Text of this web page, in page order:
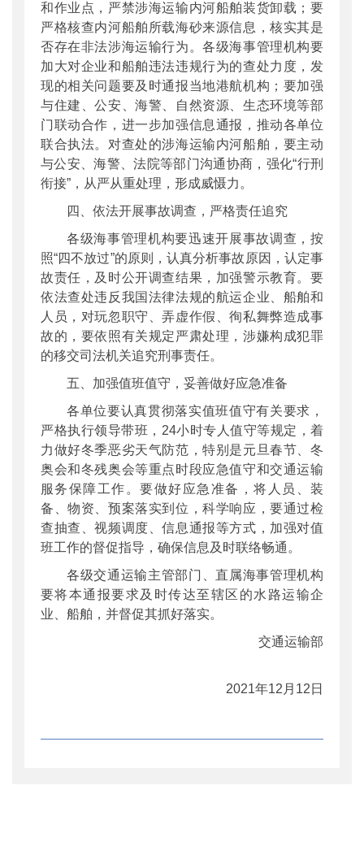
和作业点，严禁涉海运输内河船舶装货卸载；要
严格核查内河船舶所载海砂来源信息，核实其是
否存在非法涉海运输行为。各级海事管理机构要
加大对企业和船舶违法违规行为的查处力度，发
现的相关问题要及时通报当地港航机构；要加强
与住建、公安、海警、自然资源、生态环境等部
门联动合作，进一步加强信息通报，推动各单位
联合执法。对查处的涉海运输内河船舶，要主动
与公安、海警、法院等部门沟通协商，强化“行刑
衔接”，从严从重处理，形成威慑力。
四、依法开展事故调查，严格责任追究
各级海事管理机构要迅速开展事故调查，按
照“四不放过”的原则，认真分析事故原因，认定事
故责任，及时公开调查结果，加强警示教育。要
依法查处违反我国法律法规的航运企业、船舶和
人员，对玩忽职守、弄虚作假、徇私舞弊造成事
故的，要依照有关规定严肃处理，涉嫌构成犯罪
的移交司法机关追究刑事责任。
五、加强值班值守，妥善做好应急准备
各单位要认真贯彻落实值班值守有关要求，
严格执行领导带班，24小时专人值守等规定，着
力做好冬季恶劣天气防范，特别是元旦春节、冬
奥会和冬残奥会等重点时段应急值守和交通运输
服务保障工作。要做好应急准备，将人员、装
备、物资、预案落实到位，科学响应，要通过检
查抽查、视频调度、信息通报等方式，加强对值
班工作的督促指导，确保信息及时联络畅通。
各级交通运输主管部门、直属海事管理机构
要将本通报要求及时传达至辖区的水路运输企
业、船舶，并督促其抓好落实。
交通运输部
2021年12月12日